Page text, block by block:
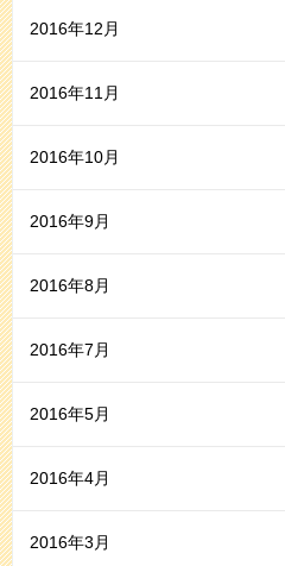
2016年12月
2016年11月
2016年10月
2016年9月
2016年8月
2016年7月
2016年5月
2016年4月
2016年3月